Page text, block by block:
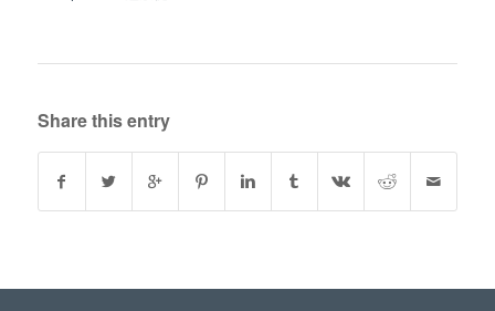
Share this entry